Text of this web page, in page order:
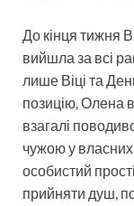
До кінця тижня
вийшла за всі
лише Віці та
позицію, Олена
взагалі
чужою у
особистий
прийняти душ,